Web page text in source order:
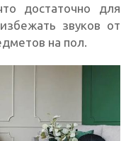
достаточно для
звуков от
на пол.